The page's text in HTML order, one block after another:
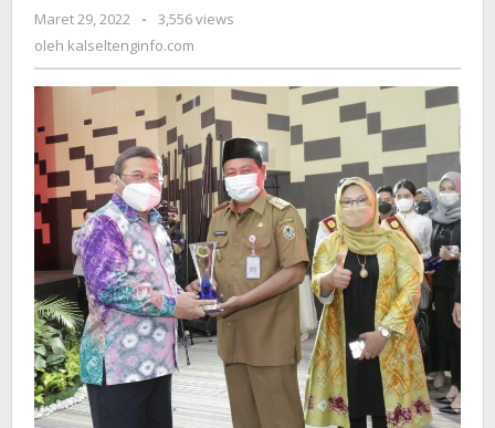
Lingkungan
dan
Bekantan
Maret 29, 2022
oleh
kalseltenginfo.com
-
3,556 views
oleh kalseltenginfo.com